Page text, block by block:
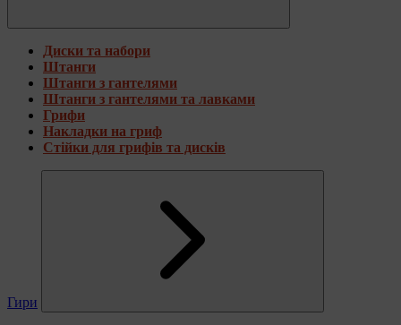
Диски та набори
Штанги
Штанги з гантелями
Штанги з гантелями та лавками
Грифи
Накладки на гриф
Стійки для грифів та дисків
Гири